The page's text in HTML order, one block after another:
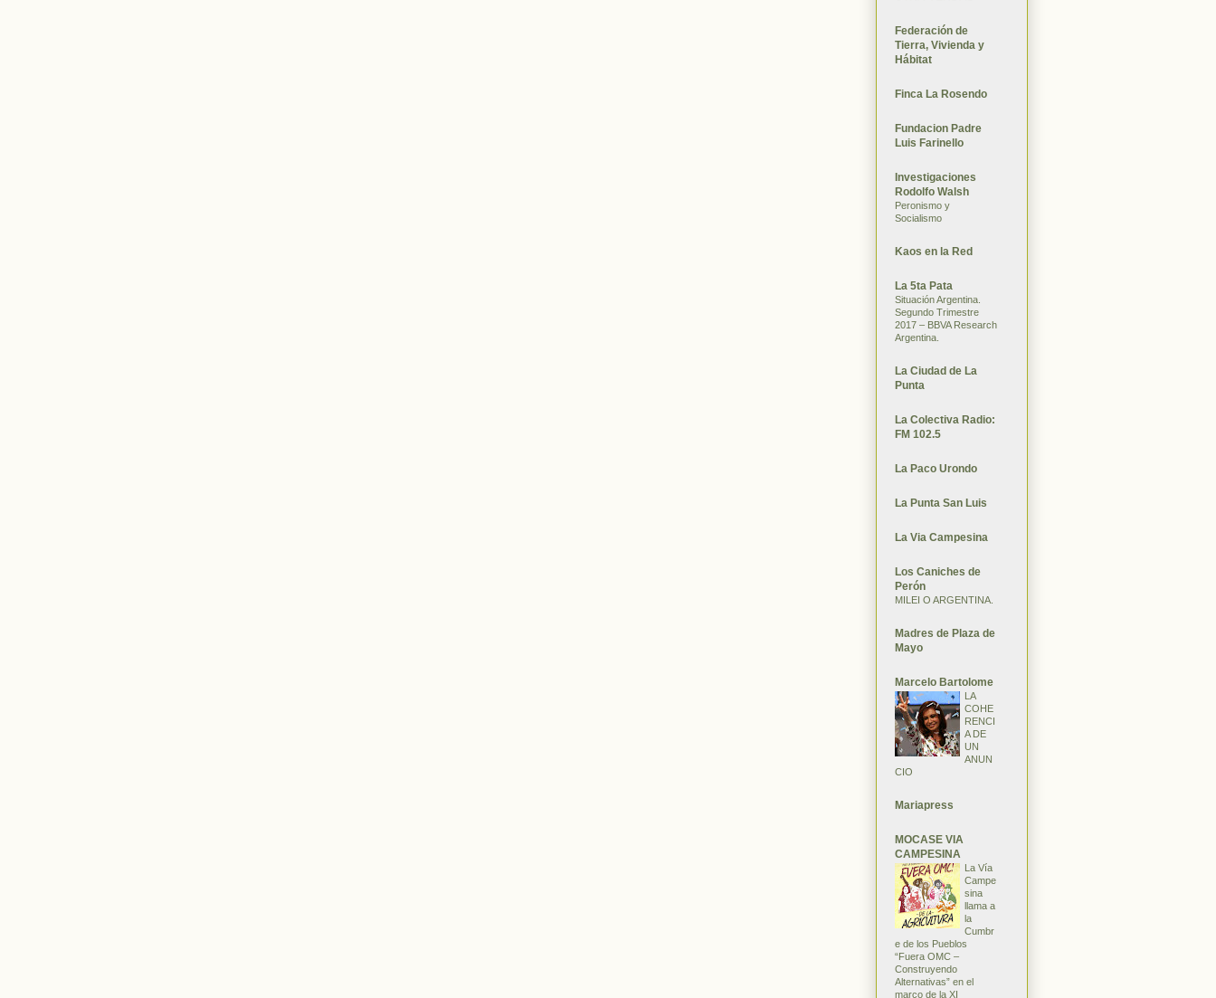
Federación de
Tierra, Vivienda y
Hábitat
Finca La Rosendo
Fundacion Padre
Luis Farinello
Investigaciones
Rodolfo Walsh
Peronismo y
Socialismo
Kaos en la Red
La 5ta Pata
Situación Argentina.
Segundo Trimestre
2017 – BBVA Research
Argentina.
La Ciudad de La
Punta
La Colectiva Radio:
FM 102.5
La Paco Urondo
La Punta San Luis
La Via Campesina
Los Caniches de
Perón
MILEI O ARGENTINA.
Madres de Plaza de
Mayo
Marcelo Bartolome
LA
COHE
RENCI
A DE
UN
ANUN
CIO
Mariapress
MOCASE VIA
CAMPESINA
La Vía
Campe
sina
llama a
la
Cumbr
e de los Pueblos
“Fuera OMC –
Construyendo
Alternativas” en el
marco de la XI